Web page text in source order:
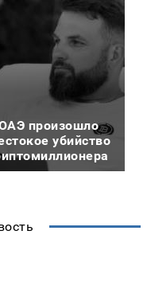
произошло
убийство